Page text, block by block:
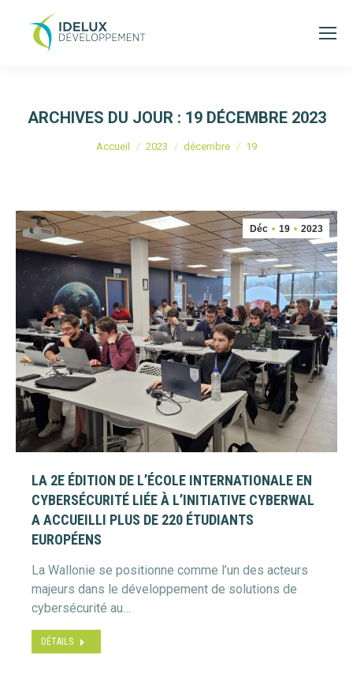
ARCHIVES DU JOUR : 19 DÉCEMBRE 2023
Vous êtes ici :
Accueil 2023 décembre 19
Déc 19 2023
LA 2E ÉDITION DE L’ÉCOLE INTERNATIONALE EN
CYBERSÉCURITÉ LIÉE À L’INITIATIVE CYBERWAL
A ACCUEILLI PLUS DE 220 ÉTUDIANTS
EUROPÉENS
La Wallonie se positionne comme l’un des acteurs
majeurs dans le développement de solutions de
cybersécurité au…
DÉTAILS